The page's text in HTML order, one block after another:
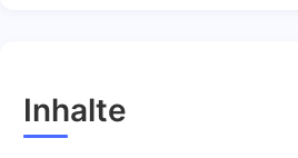
Inhalte